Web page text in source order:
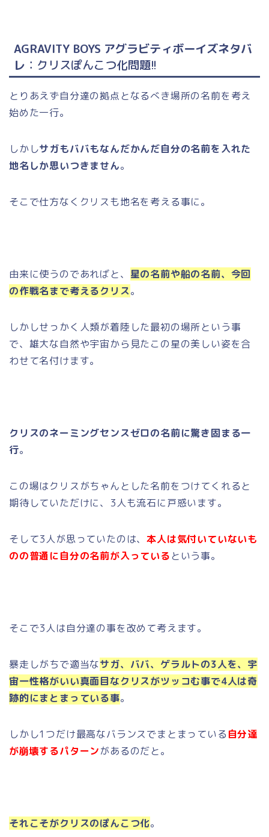
AGRAVITY BOYS アグラビティボーイズネタバ
レ ：クリスぽんこつ化問題!!
とりあえず自分達の拠点となるべき場所の名前を考え
始めた一行。
しかしサガもババもなんだかんだ自分の名前を入れた
地名しか思いつきません。
そこで仕方なくクリスも地名を考える事に。
由来に使うのであればと、 星の名前や船の名前、今回
の作戦名まで考えるクリス。
しかしせっかく人類が着陸した最初の場所という事
で、雄大な自然や宇宙から見たこの星の美しい姿を合
わせて名付けます。
クリスのネーミングセンスゼロの名前に驚き固まる一
行。
この場はクリスがちゃんとした名前をつけてくれると
期待していただけに、3人も流石に戸惑います。
そして3人が思っていたのは、本人は気付いていないも
のの普通に自分の名前が入っているという事。
そこで3人は自分達の事を改めて考えます。
暴走しがちで適当なサガ、ババ、ゲラルトの3人を、宇
宙一性格がいい真面目なクリスがツッコむ事で4人は奇
跡的にまとまっている事。
しかし1つだけ最高なバランスでまとまっている自分達
が崩壊するパターンがあるのだと。
それこそがクリスのぽんこつ化。